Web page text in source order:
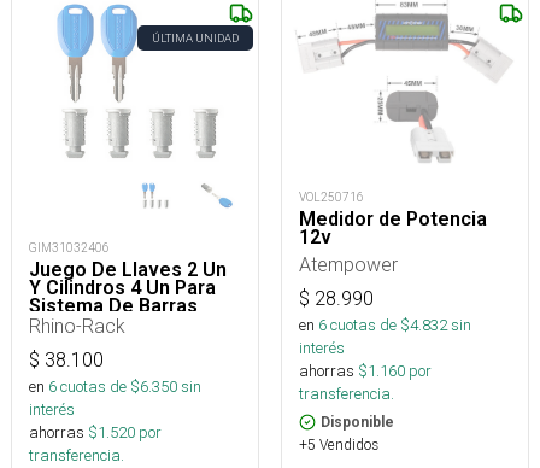
ÚLTIMA UNIDAD
GIM31032406
Juego De Llaves 2 Un
Y Cilindros 4 Un Para
Sistema De Barras
Portaequipaje
Rhino-Rack
$ 38.100
en 6cuotas de $6.350sin
interés
ahorras $1.520 por
transferencia.
VOL250716
Medidor de Potencia
12v
Atempower
$ 28.990
en 6cuotas de $4.832sin
interés
ahorras $1.160 por
transferencia.
Disponible
+5 Vendidos